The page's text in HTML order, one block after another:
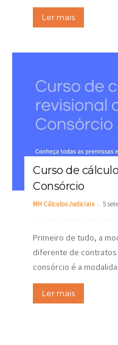
Ler mais
Curso de
Consórcio
MH Cálculos Judiciais - 5
Primeiro de tudo, a
diferente de
consórcio é a
Ler mais